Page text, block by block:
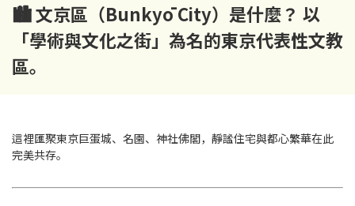
🏙 文京區（Bunkyō City）是什麼？ 以
「學術與文化之街」為名的東京代表性文教
區。
這裡匯聚東京巨蛋城、名園、神社佛閣，靜謐住宅與都心繁華在此
完美共存。